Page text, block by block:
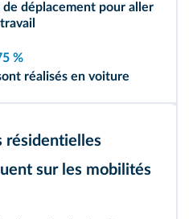
déplacement pour aller
%
réalisés en voiture
résidentielles
sur les mobilités